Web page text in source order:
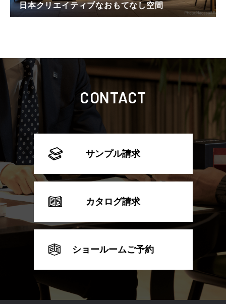
日本クリエイティブなおもてなし空間
CONTACT
サンプル請求
カタログ請求
ショールームご予約